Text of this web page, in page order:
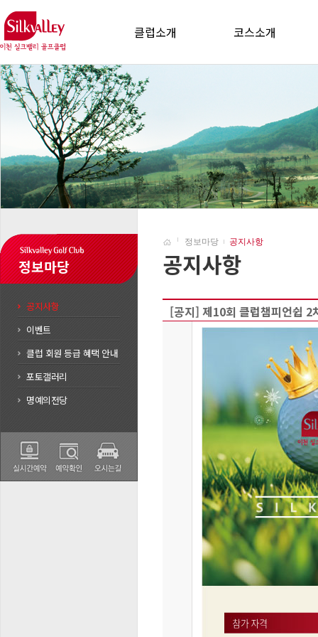
클럽소개 코스소개
정보마당
공지사항
이벤트
클럽 회원 등급 혜택 안내
포토갤러리
명예의전당
정보마당 공지사항
공지사항
[공지] 제10회 클럽챔피언쉽 2